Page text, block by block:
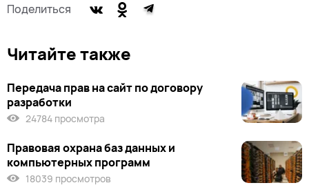
Поделиться
Читайте также
Передача прав на сайт по договору
разработки
24784 просмотра
Правовая охрана баз данных и
компьютерных программ
18039 просмотров